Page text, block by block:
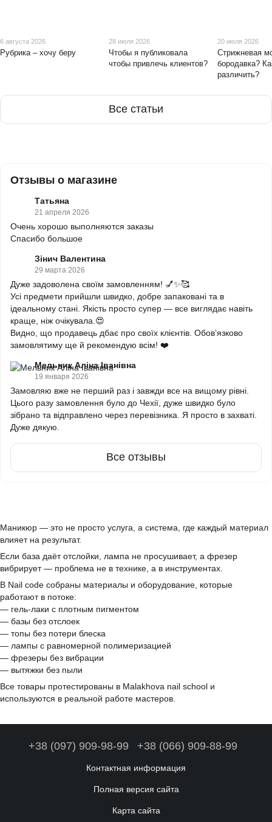
6 августа 2026
Рубрика – хочу беру
28 июля 2026
Чтобы я публиковала
чтобы привлечь клиентов?
20 июля 2026
Стрижневая
бородавка?
различить?
Все статьи
Отзывы о магазине
Татьяна
21 апреля 2026
Очень хорошо выполняются заказы
Спасибо большое
Зінич Валентина
29 марта 2026
Дуже задоволена своїм замовленням! 💅✨🥰
Усі предмети прийшли швидко, добре запаковані та в
ідеальному стані. Якість просто супер — все виглядає навіть
краще, ніж очікувала.😍
Видно, що продавець дбає про своїх клієнтів. Обов’язково
замовлятиму ще й рекомендую всім! ❤️
Мельник Аліна Іванівна
19 января 2026
Замовляю вже не перший раз і завжди все на вищому рівні.
Цього разу замовлення було до Чехії, дуже швидко було
зібрано та відправлено через перевізника. Я просто в захваті.
Дуже дякую.
Все отзывы
Маникюр — это не просто услуга, а система, где каждый материал
влияет на результат.
Если база даёт отслойки, лампа не просушивает, а фрезер
вибрирует — проблема не в технике, а в инструментах.
В Nail code собраны материалы и оборудование, которые
работают в потоке:
— гель-лаки с плотным пигментом
— базы без отслоек
— топы без потери блеска
— лампы с равномерной полимеризацией
— фрезеры без вибрации
— вытяжки без пыли
Все товары протестированы в Malakhova nail school и
используются в реальной работе мастеров.
+38 (097) 909-98-99 +38 (066) 909-88-99
Контактная информация
Полная версия сайта
Карта сайта